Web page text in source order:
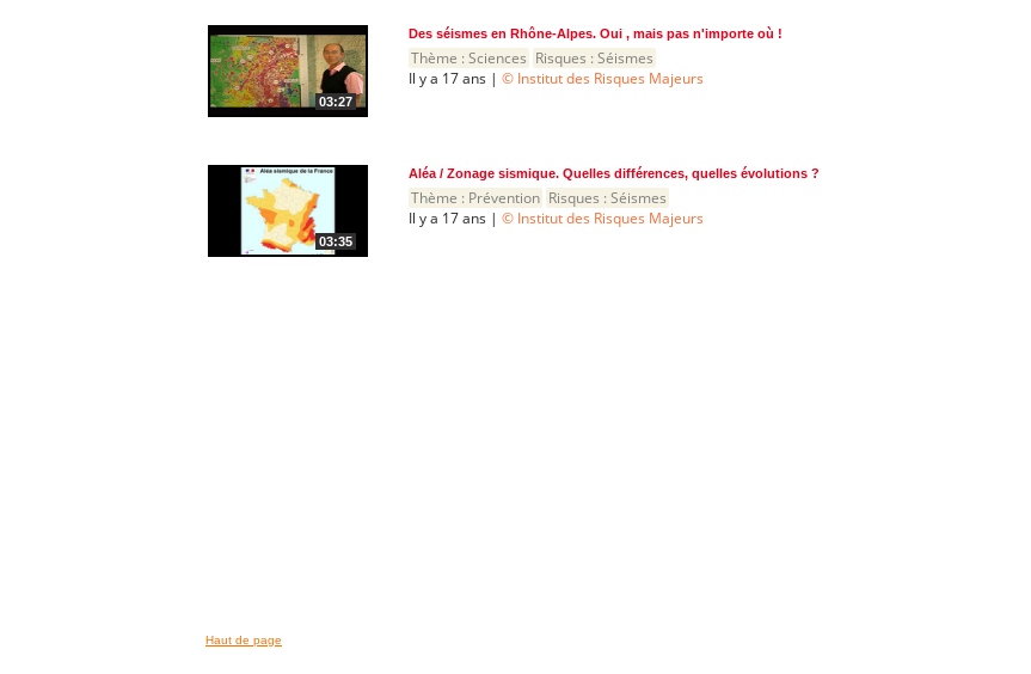
03:27
Des séismes en Rhône-Alpes. Oui , mais pas n'importe où !
Thème : Sciences Risques : Séismes
Il y a 17 ans | © Institut des Risques Majeurs
03:35
Aléa / Zonage sismique. Quelles différences, quelles évolutions ?
Thème : Prévention Risques : Séismes
Il y a 17 ans | © Institut des Risques Majeurs
Haut de page